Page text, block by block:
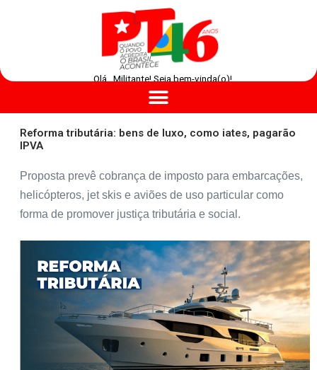
Olá , Militante! Seja bem-vinda(o)!
Reforma tributária: bens de luxo, como iates, pagarão
IPVA
Proposta prevê cobrança de imposto para embarcações,
helicópteros, jet skis e aviões de uso particular como
forma de promover justiça tributária e social.